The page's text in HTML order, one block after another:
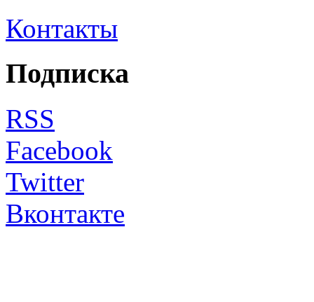
Контакты
Подписка
RSS
Facebook
Twitter
Вконтакте